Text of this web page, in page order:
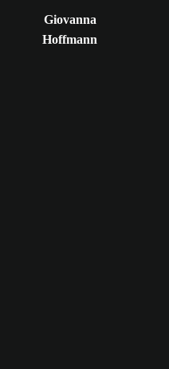
Giovanna
Hoffmann